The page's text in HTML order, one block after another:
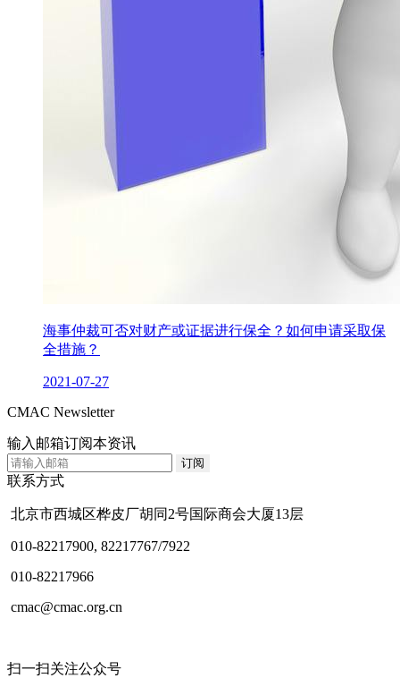
海事仲裁可否对财产或证据进行保全？如何申请采取保
全措施？
2021-07-27
CMAC Newsletter
输入邮箱订阅本资讯
联系方式
北京市西城区桦皮厂胡同2号国际商会大厦13层
010-82217900, 82217767/7922
010-82217966
cmac@cmac.org.cn
扫一扫关注公众号